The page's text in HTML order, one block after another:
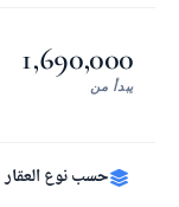
1,690,000
يبدأ من
حسب نوع العقار